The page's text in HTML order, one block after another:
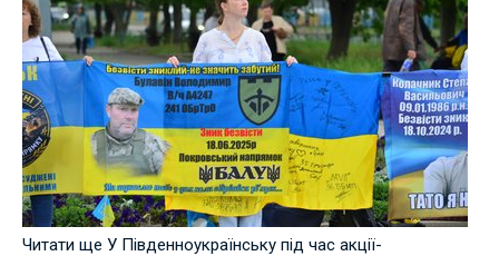
Читати ще У Південноукраїнську під час акції-